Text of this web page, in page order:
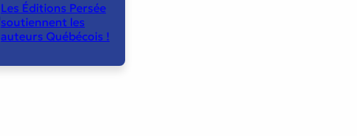
Les Éditions Persée
soutiennent les
auteurs Québécois !